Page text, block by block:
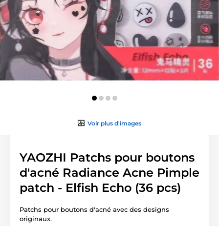
Voir plus d'images
YAOZHI Patchs pour boutons
d'acné Radiance Acne Pimple
patch - Elfish Echo (36 pcs)
Patchs pour boutons d'acné avec des designs
originaux.